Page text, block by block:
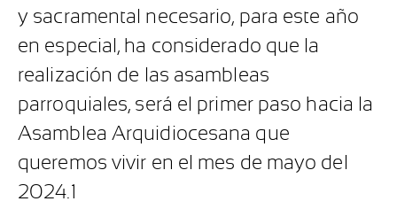
y sacramental necesario, para este año
en especial, ha considerado que la
realización de las asambleas
parroquiales, será el primer paso hacia la
Asamblea Arquidiocesana que
queremos vivir en el mes de mayo del
2024.1